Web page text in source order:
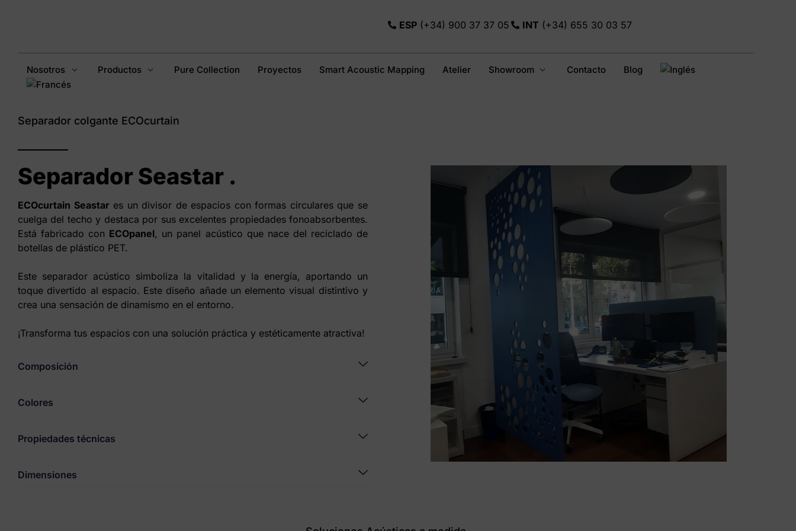
ESP(+34) 900 37 37 05 INT (+34) 655 30 03 57
Nosotros Productos Pure Collection Proyectos Smart Acoustic Mapping Atelier Showroom Contacto Blog
Separador colgante ECOcurtain
Separador Seastar .
ECOcurtain Seastar es un divisor de espacios con formas circulares que se
cuelga del techo y destaca por sus excelentes propiedades fonoabsorbentes.
Está fabricado con ECOpanel, un panel acústico que nace del reciclado de
botellas de plástico PET.
Este separador acústico simboliza la vitalidad y la energía, aportando un
toque divertido al espacio. Este diseño añade un elemento visual distintivo y
crea una sensación de dinamismo en el entorno.
¡Transforma tus espacios con una solución práctica y estéticamente atractiva!
Composición
Colores
Propiedades técnicas
Dimensiones